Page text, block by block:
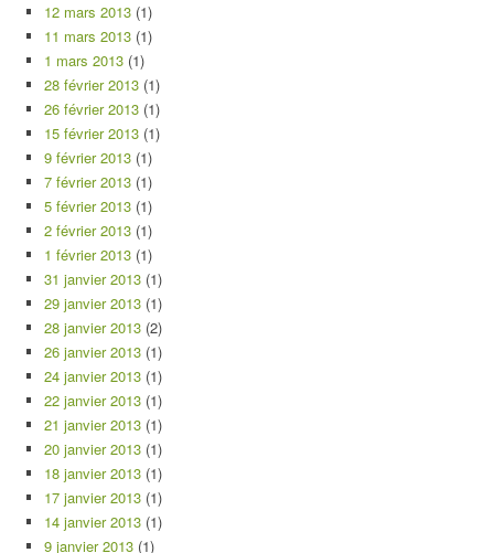
12 mars 2013 (1)
11 mars 2013 (1)
1 mars 2013 (1)
28 février 2013 (1)
26 février 2013 (1)
15 février 2013 (1)
9 février 2013 (1)
7 février 2013 (1)
5 février 2013 (1)
2 février 2013 (1)
1 février 2013 (1)
31 janvier 2013 (1)
29 janvier 2013 (1)
28 janvier 2013 (2)
26 janvier 2013 (1)
24 janvier 2013 (1)
22 janvier 2013 (1)
21 janvier 2013 (1)
20 janvier 2013 (1)
18 janvier 2013 (1)
17 janvier 2013 (1)
14 janvier 2013 (1)
9 janvier 2013 (1)